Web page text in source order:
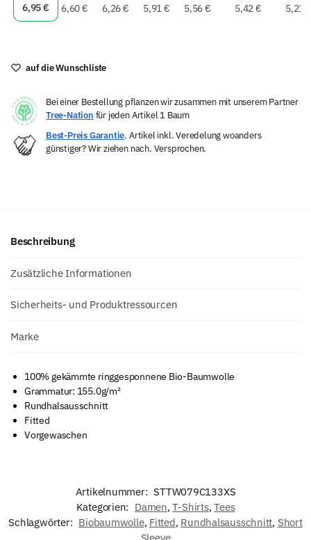
v
:
6,95€ 6,60€ 6,26€ 5,91€ 5,56€ 5,42€ 5,21
auf die Wunschliste
Bei einer Bestellung pflanzen wir zusammen mit unserem Partner
Tree-Nation für jeden Artikel 1 Baum
Best-Preis Garantie. Artikel inkl. Veredelung woanders
günstiger? Wir ziehen nach. Versprochen.
Beschreibung
Zusätzliche Informationen
Sicherheits- und Produktressourcen
Marke
100% gekämmte ringgesponnene Bio-Baumwolle
Grammatur: 155.0g/m²
Rundhalsausschnitt
Fitted
Vorgewaschen
Artikelnummer: STTW079C133XS
Kategorien: Damen,T-Shirts,Tees
Schlagwörter: Biobaumwolle, Fitted, Rundhalsausschnitt, Short
Sleeve